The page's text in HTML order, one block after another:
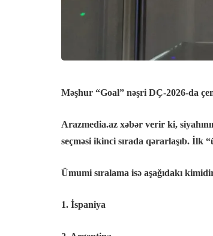
Məşhur “Goal” nəşri DÇ-2026-da
Arazmedia.az xəbər verir ki,
seçməsi ikinci sırada qərarlaşıb. İlk
Ümumi sıralama isə aşağıdakı
1. İspaniya